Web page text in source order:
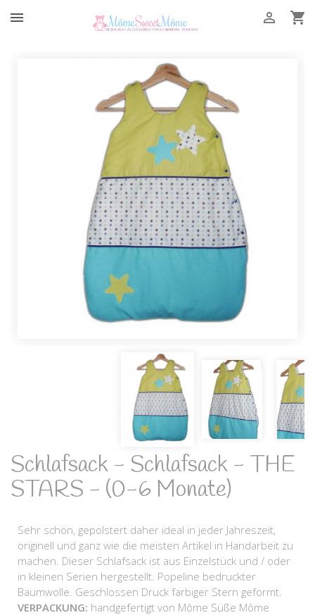
 

Schlafsack - Schlafsack - THE
STARS - (0-6 Monate)
Sehr schön, gepolstert daher ideal in jeder Jahreszeit,
originell und ganz wie die meisten Artikel in Handarbeit zu
machen. Dieser Schlafsack ist aus Einzelstück und / oder
in kleinen Serien hergestellt. Popeline bedruckter
Baumwolle. Geschlossen Druck farbiger Stern geformt.
VERPACKUNG: handgefertigt von Môme Süße Môme